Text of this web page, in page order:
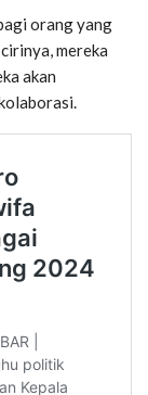
orang yang
mereka
akan